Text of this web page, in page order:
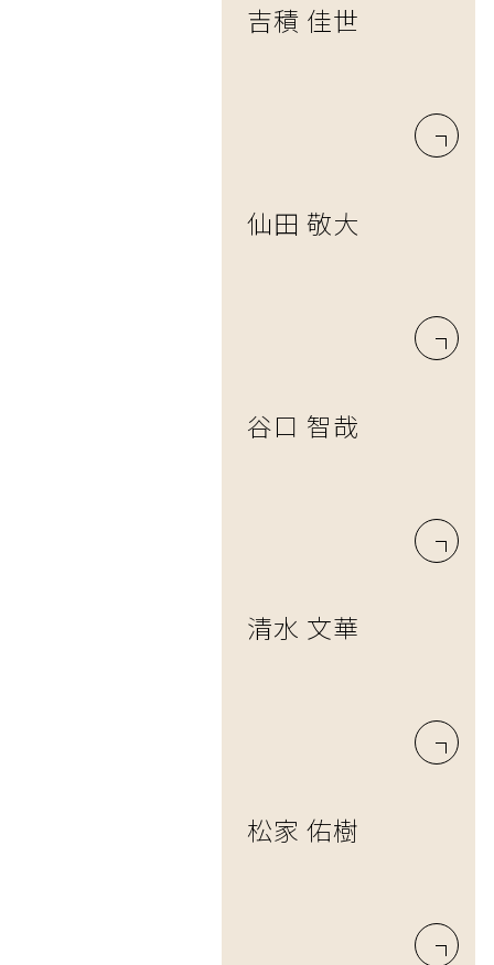
吉積 佳世
仙田 敬大
谷口 智哉
清水 文華
松家 佑樹